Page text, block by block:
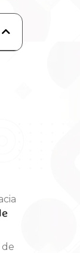
de